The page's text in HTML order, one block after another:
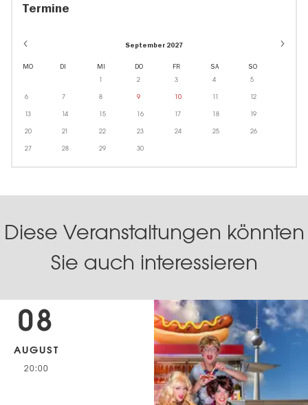
Termine
September 2027
MO DI MI DO FR SA SO
1 2 3 4 5
6 7 8 9 10 11 12
13 14 15 16 17 18 19
20 21 22 23 24 25 26
27 28 29 30
Diese Veranstaltungen könnten
Sie auch interessieren
08
AUGUST
20:00